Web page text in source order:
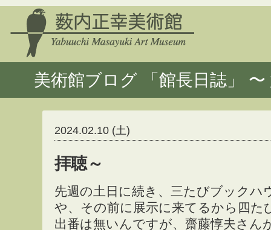
美術館ブログ 「館長日誌」
2024.02.10 (土)
拝聴～
先週の土日に続き、三たびブックハ
や、その前に展示に来てるから四た
出番は無いんですが、齋藤惇夫さん